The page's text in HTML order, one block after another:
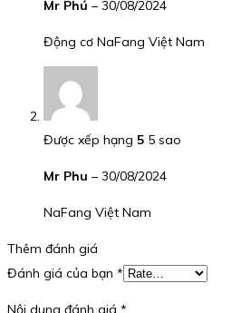
Mr Phú – 30/08/2024
Động cơ NaFang Việt Nam
Được xếp hạng 5 5 sao
Mr Phu – 30/08/2024
NaFang Việt Nam
Thêm đánh giá
Đánh giá của bạn *
Nội dung đánh giá *